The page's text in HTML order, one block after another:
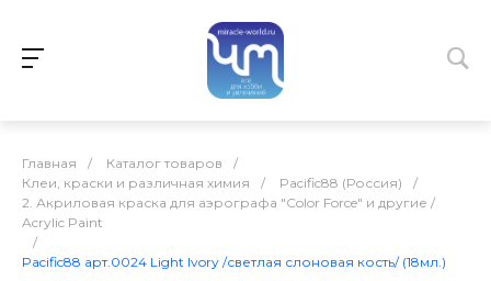
Главная / Каталог товаров
/
Клеи, краски и различная химия
/ Pacific88 (Россия)
/
2. Акриловая краска для аэрографа "Color Force" и другие /
Acrylic Paint
/
Pacific88 арт.0024 Light Ivory /светлая слоновая кость/ (18мл.)